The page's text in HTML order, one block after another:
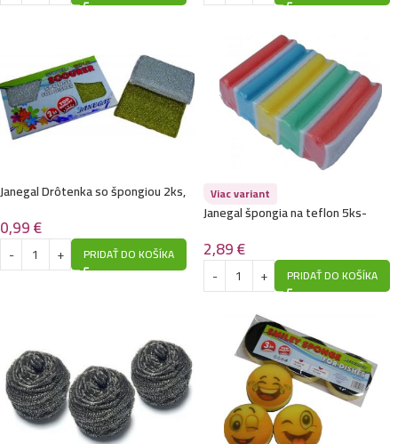
Janegal Drôtenka so špongiou 2ks,
0,99€
PRIDAŤ DO KOŠÍKA
Viac variant
Janegal špongia na teflon 5ks-
2,89€
PRIDAŤ DO KOŠÍKA